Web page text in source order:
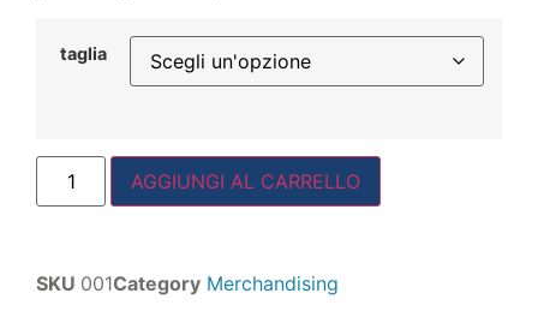
taglia
AGGIUNGI AL CARRELLO
SKU 001Category Merchandising